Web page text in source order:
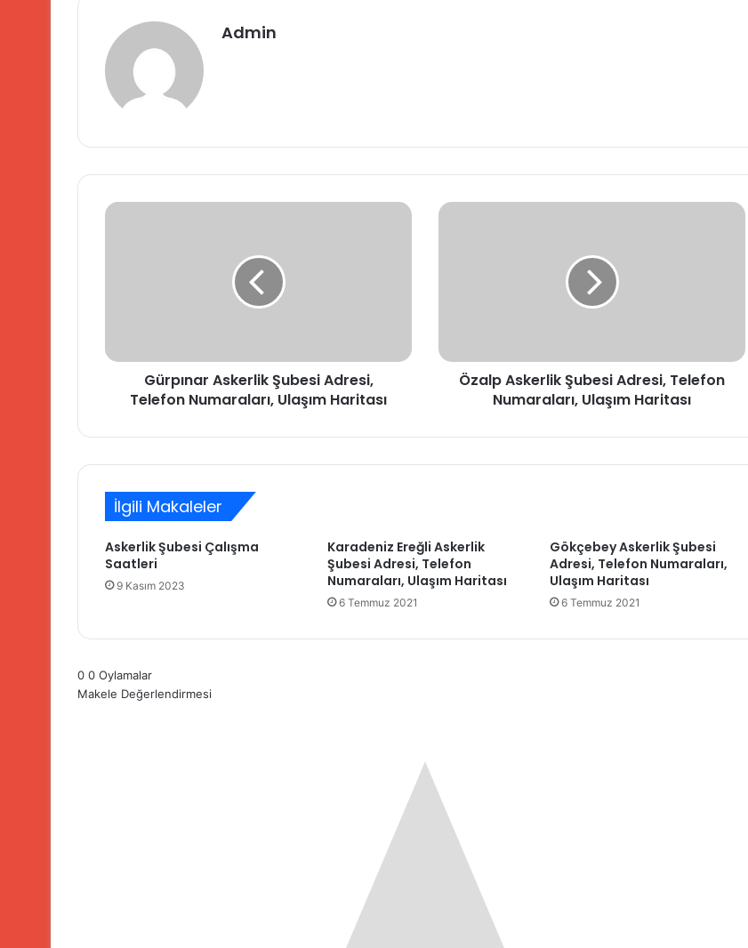
Admin
Gürpınar
Gürpınar Askerlik Şubesi Adresi,
Telefon Numaraları, Ulaşım Haritası
Özalp
Özalp Askerlik Şubesi Adresi, Telefon
Numaraları, Ulaşım Haritası
İlgili Makaleler
Askerlik Şubesi Çalışma
Saatleri
9 Kasım 2023
Karadeniz Ereğli Askerlik
Şubesi Adresi, Telefon
Numaraları, Ulaşım Haritası
6 Temmuz 2021
Gökçebey Askerlik Şubesi
Adresi, Telefon Numaraları,
Ulaşım Haritası
6 Temmuz 2021
0 0 Oylamalar
Makele Değerlendirmesi